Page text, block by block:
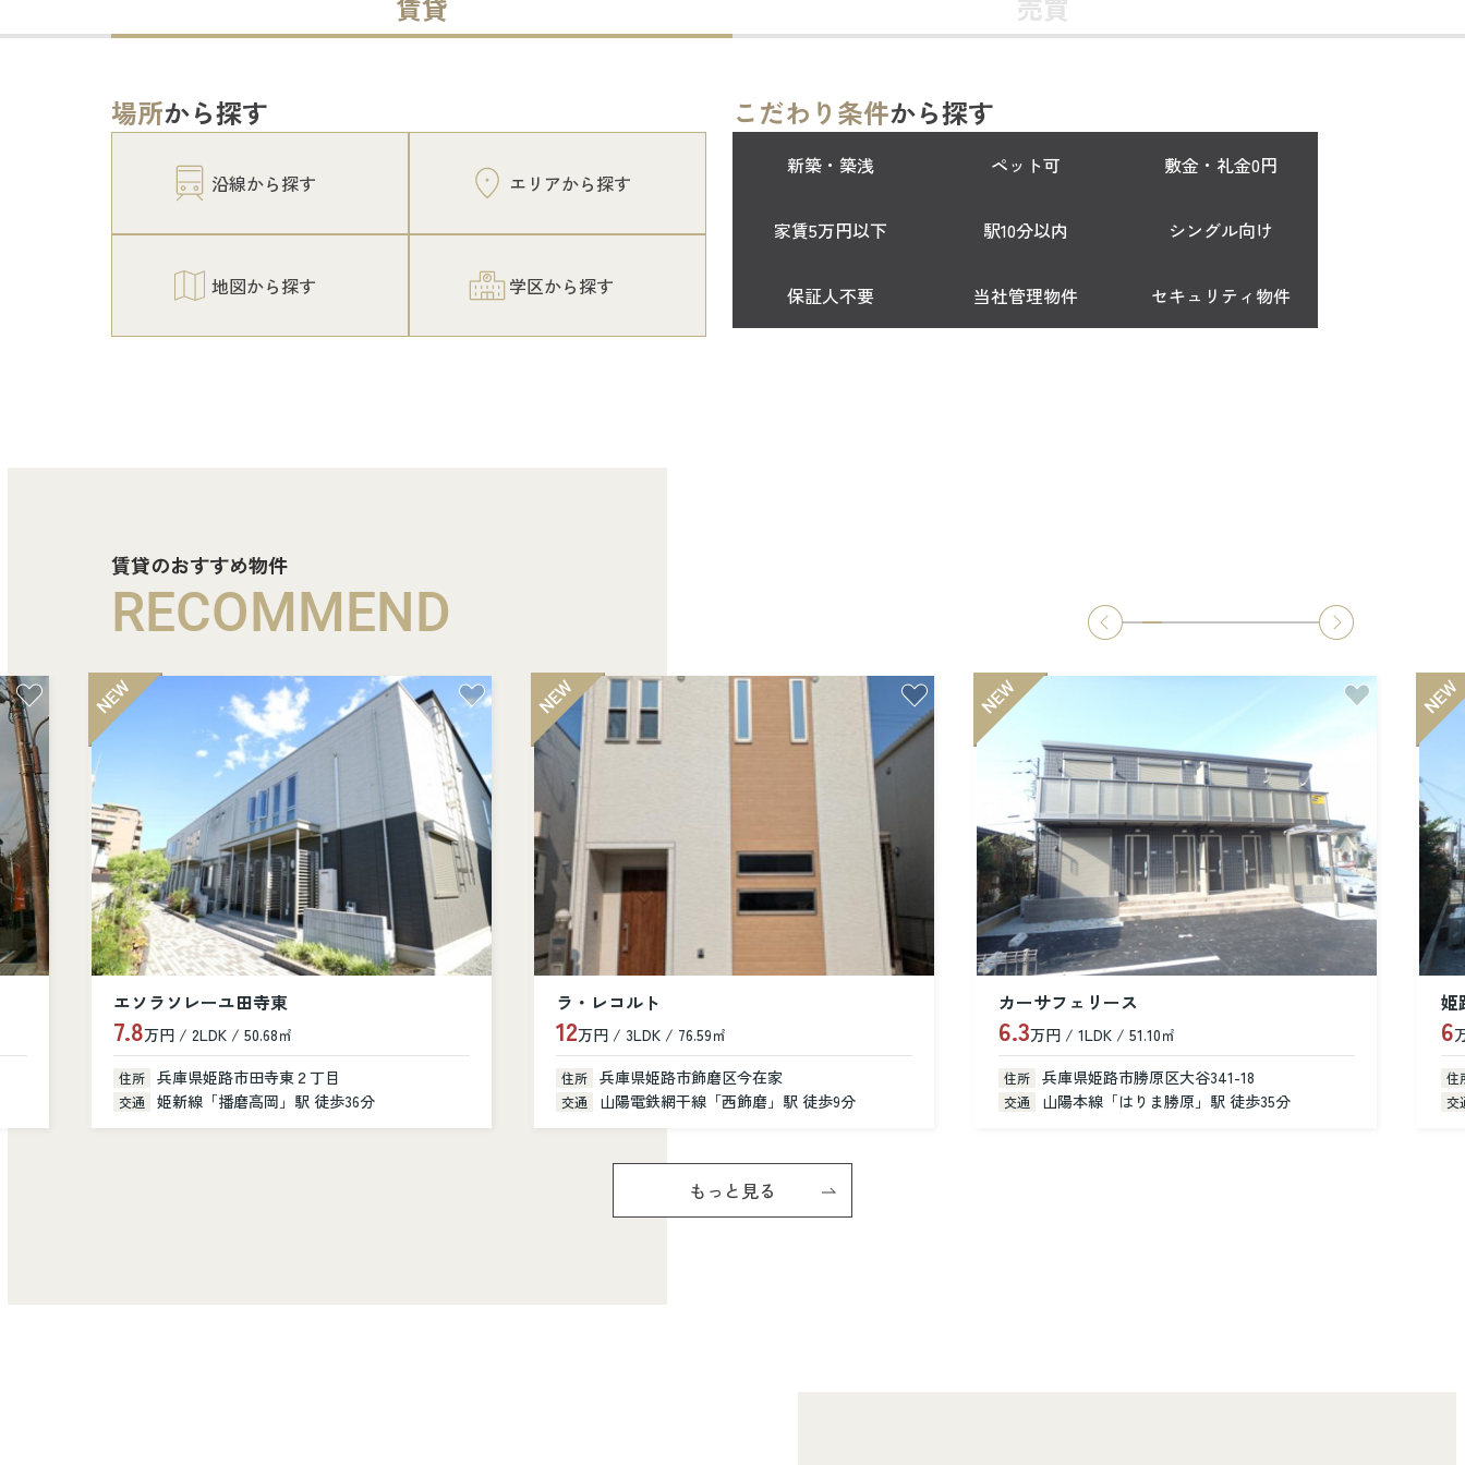
賃貸 売買
場所から探す
沿線から探す エリアから探す
地図から探す 学区から探す
こだわり条件から探す
新築・築浅 ペット可 敷金・礼金0円
家賃5万円以下 駅10分以内 シングル向け
保証人不要 当社管理物件 セキュリティ物件
賃貸のおすすめ物件
RECOMMEND
エソラソレーユ田寺東
7.8万円 / 2LDK / 50.68㎡
住所 兵庫県姫路市田寺東２丁目
交通 姫新線「播磨高岡」駅 徒歩36分
ラ・レコルト
12万円 / 3LDK / 76.59㎡
住所 兵庫県姫路市飾磨区今在家
交通 山陽電鉄網干線「西飾磨」駅 徒歩9分
カーサフェリース
6.3万円 / 1LDK / 51.10㎡
住所 兵庫県姫路市勝原区大谷341-18
交通 山陽本線「はりま勝原」駅 徒歩35分
姫
6
住
交
もっと見る